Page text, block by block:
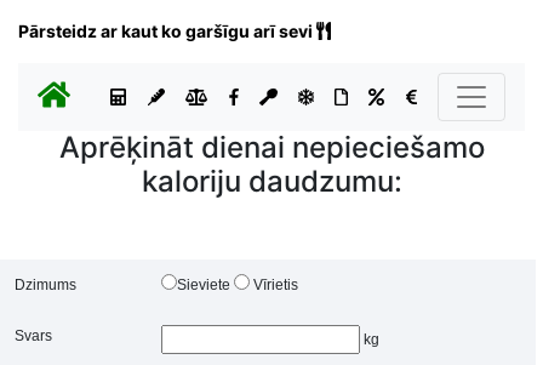
Pārsteidz ar kaut ko garšīgu arī sevi
Aprēķināt dienai nepieciešamo
kaloriju daudzumu:
Dzimums Sieviete Vīrietis
Svars kg